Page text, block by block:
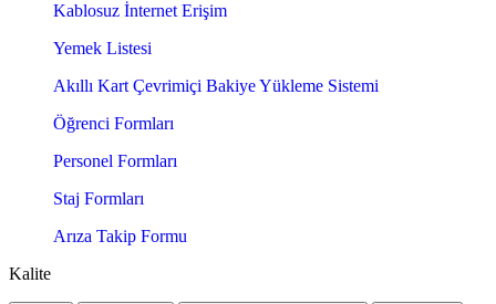
Kablosuz İnternet Erişim
Yemek Listesi
Akıllı Kart Çevrimiçi Bakiye Yükleme Sistemi
Öğrenci Formları
Personel Formları
Staj Formları
Arıza Takip Formu
Kalite